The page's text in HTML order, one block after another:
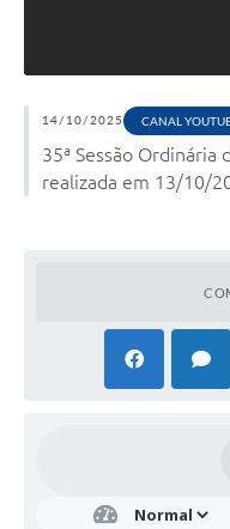
14/10/2025 CANAL
35ª Sessão Ordinária
realizada em 13/10/